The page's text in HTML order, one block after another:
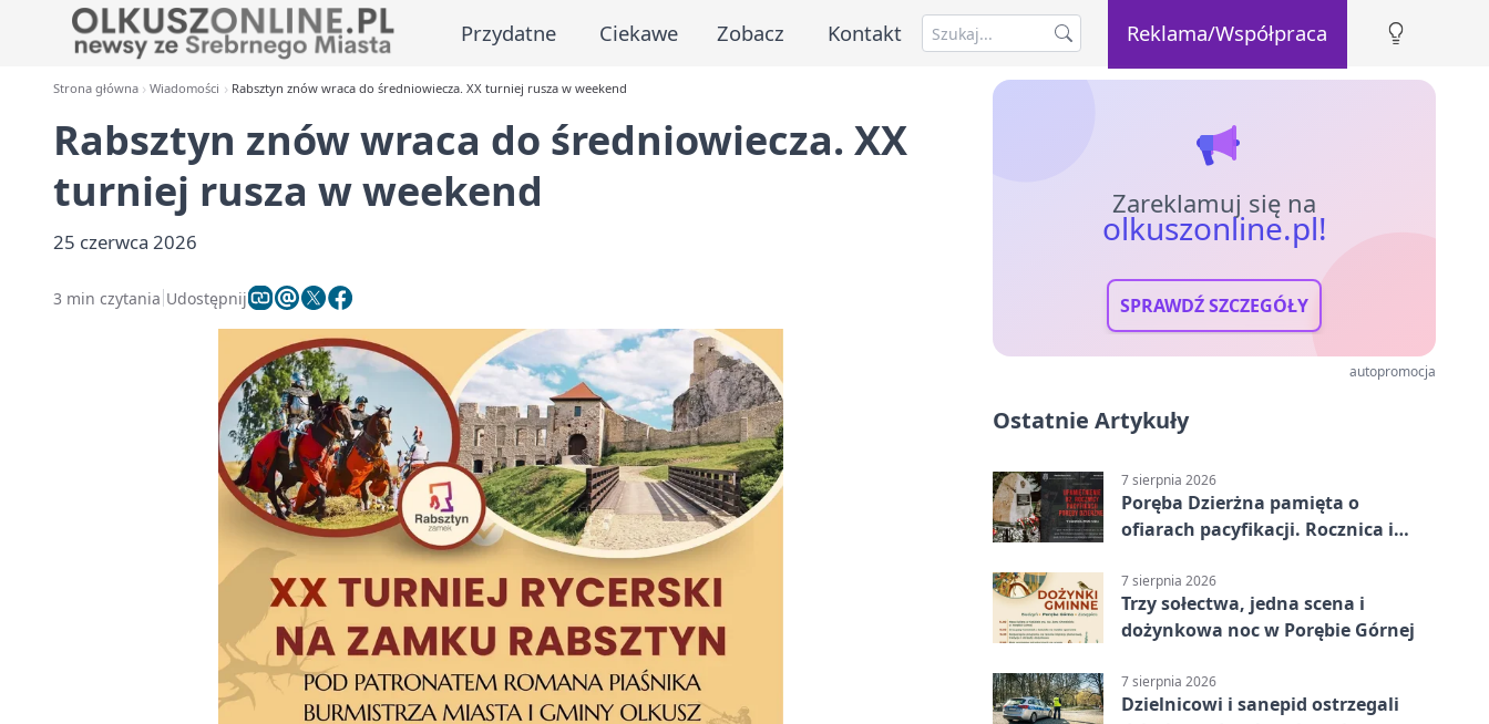
Przydatne Ciekawe Zobacz Kontakt Reklama/Współpraca
Strona główna Wiadomości Rabsztyn znów wraca do średniowiecza. XX turniej rusza w weekend
Rabsztyn znów wraca do średniowiecza. XX
turniej rusza w weekend
25 czerwca 2026
3 min czytania Udostępnij
Zareklamuj się na
olkuszonline.pl!
SPRAWDŹ SZCZEGÓŁY
autopromocja
Ostatnie Artykuły
7 sierpnia 2026
Poręba Dzierżna pamięta o
ofiarach pacyfikacji. Rocznica i
7 sierpnia 2026
Trzy sołectwa, jedna scena i
dożynkowa noc w Porębie Górnej
7 sierpnia 2026
Dzielnicowi i sanepid ostrzegali